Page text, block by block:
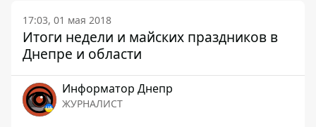
17:03, 01 мая 2018
Итоги недели и майских праздников в
Днепре и области
Информатор Днепр
ЖУРНАЛИСТ